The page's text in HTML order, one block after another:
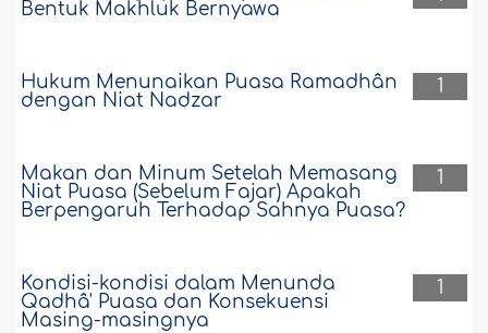
Bentuk Makhluk Bernyawa
1
Hukum Menunaikan Puasa Ramadhân
dengan Niat Nadzar
1
Makan dan Minum Setelah Memasang
Niat Puasa (Sebelum Fajar) Apakah
Berpengaruh Terhadap Sahnya Puasa?
1
Kondisi-kondisi dalam Menunda
Qadhâ' Puasa dan Konsekuensi
Masing-masingnya